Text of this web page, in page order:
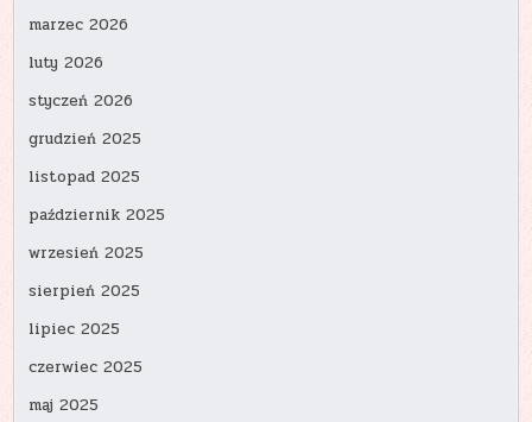
marzec 2026
luty 2026
styczeń 2026
grudzień 2025
listopad 2025
październik 2025
wrzesień 2025
sierpień 2025
lipiec 2025
czerwiec 2025
maj 2025